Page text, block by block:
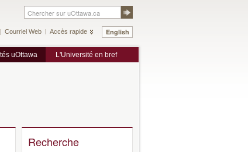
English
Courriel Web Accès rapide
uOttawa L'Université en bref
Recherche